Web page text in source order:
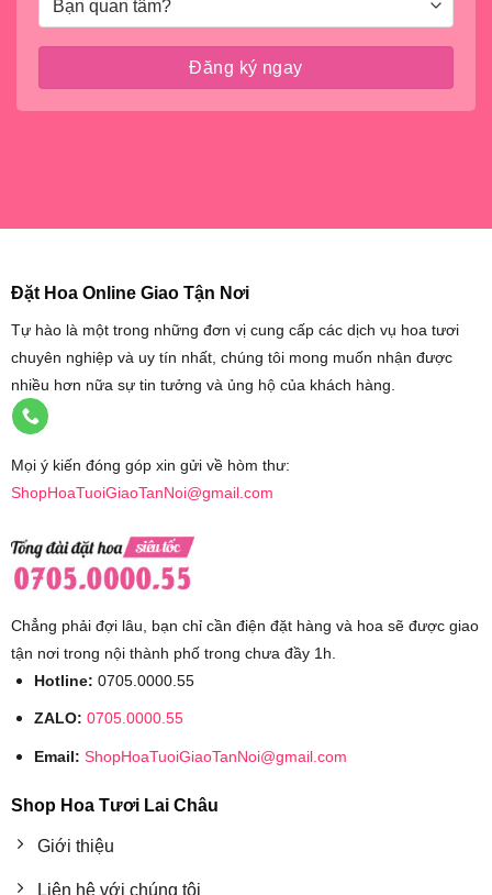
Đặt Hoa Online Giao Tận Nơi
Tự hào là một trong những đơn vị cung cấp các dịch vụ hoa tươi
chuyên nghiệp và uy tín nhất, chúng tôi mong muốn nhận được
nhiều hơn nữa sự tin tưởng và ủng hộ của khách hàng.
Mọi ý kiến đóng góp xin gửi về hòm thư:
ShopHoaTuoiGiaoTanNoi@gmail.com
Chẳng phải đợi lâu, bạn chỉ cần điện đặt hàng và hoa sẽ được giao
tận nơi trong nội thành phố trong chưa đầy 1h.
Hotline: 0705.0000.55
ZALO: 0705.0000.55
Email: ShopHoaTuoiGiaoTanNoi@gmail.com
Shop Hoa Tươi Lai Châu
Giới thiệu
Liên hệ với chúng tôi